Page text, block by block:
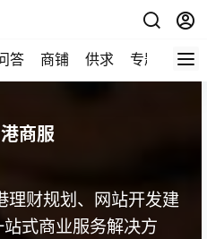
答 商铺 供求 专题 导航
商服
理财规划、网站开发建
式商业服务解决方